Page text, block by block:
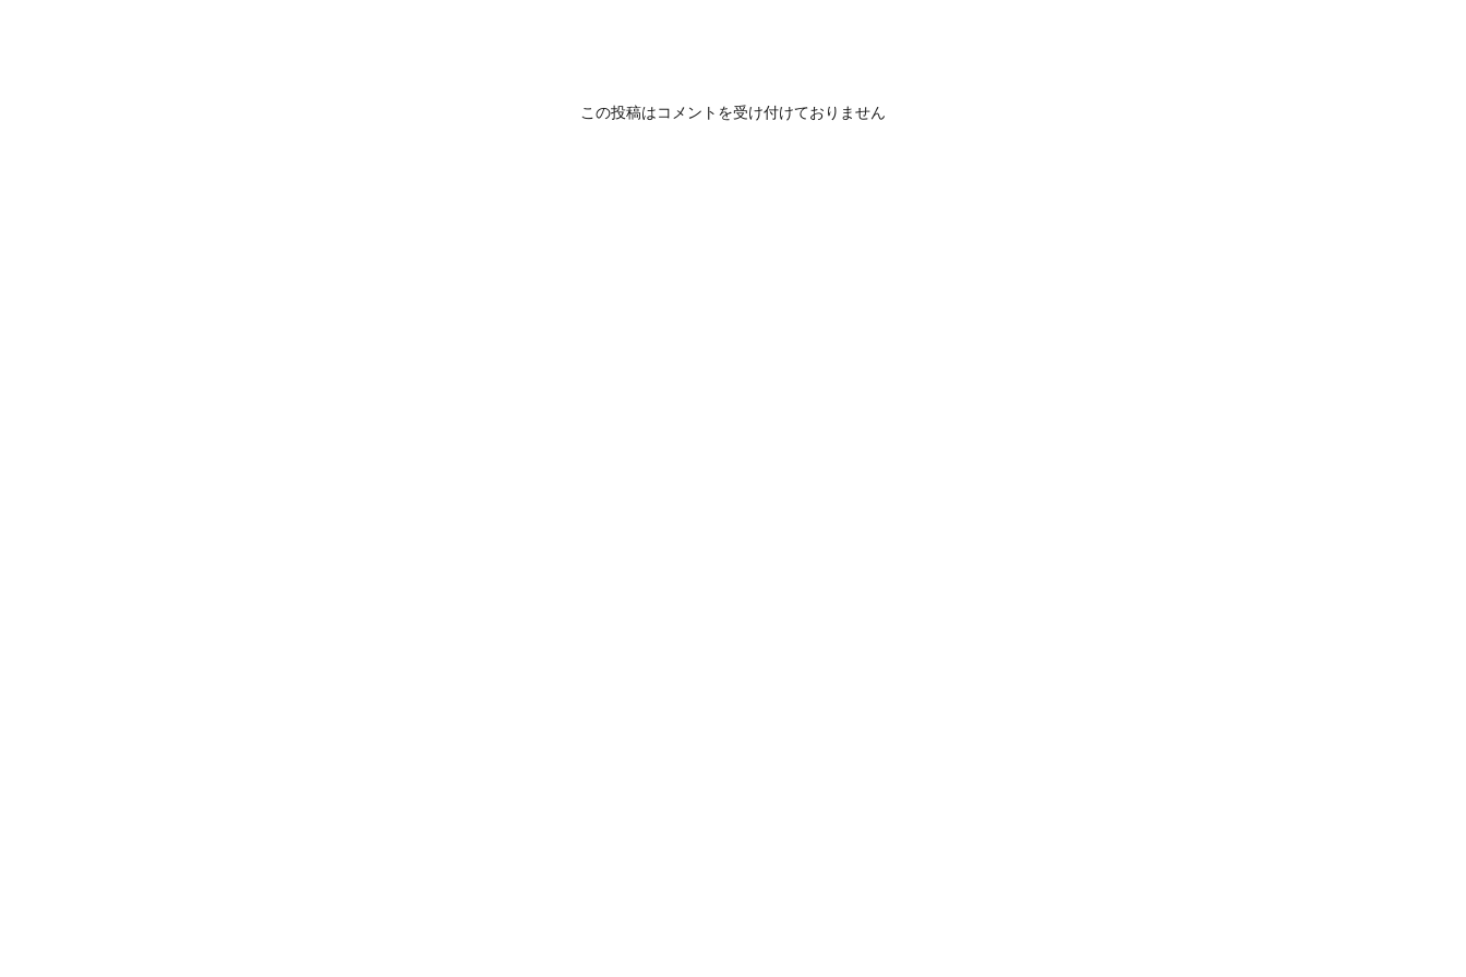
この投稿はコメントを受け付けておりません